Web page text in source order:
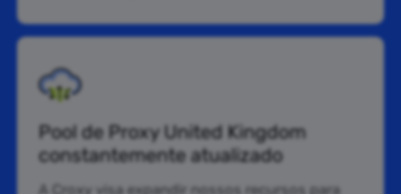
Pool de Proxy United Kingdom
constantemente atualizado
A Croxy visa expandir nossos recursos para